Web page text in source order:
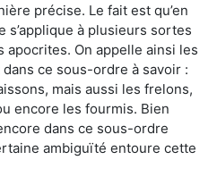
précise. Le fait est qu’en
s’applique à plusieurs sortes
apocrites. On appelle ainsi les
ce sous-ordre à savoir :
mais aussi les frelons,
encore les fourmis. Bien
dans ce sous-ordre
ambiguïté entoure cette